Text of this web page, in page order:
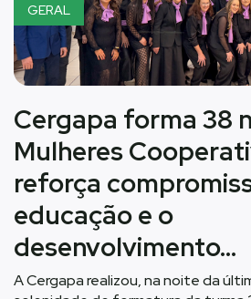
GERAL
Cergapa forma 38
Mulheres
reforça
educação e o
desenvolvimento…
A Cergapa realizou, na noite da